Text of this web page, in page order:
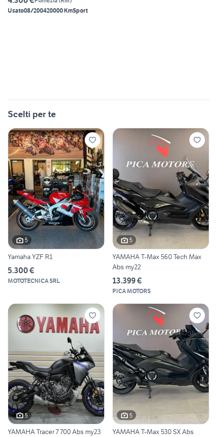
Usato08/200420000 KmSport
Scelti per te
5
Yamaha YZF R1
5.300 €
MOTOTECNICA SRL
5
YAMAHA T-Max 560 Tech Max
Abs my22
13.399 €
PICA MOTORS
5
YAMAHA Tracer 7 700 Abs my23
5
YAMAHA T-Max 530 SX Abs